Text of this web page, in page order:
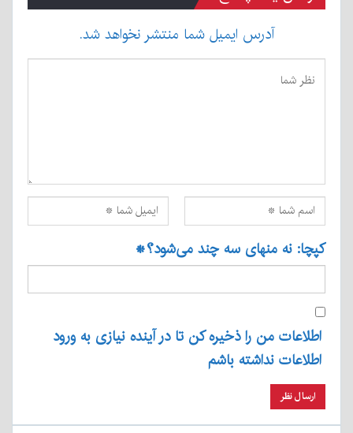
آدرس ایمیل شما منتشر نخواهد شد.
کپچا: نه منهای سه چند می‌شود؟*
اطلاعات من را ذخیره کن تا در آینده نیازی به ورود
اطلاعات نداشته باشم